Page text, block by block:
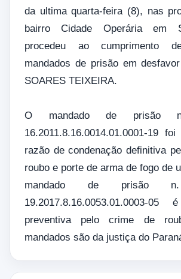
da ultima quarta-feira (8), nas
bairro Cidade Operária em
procedeu ao cumprimento
mandados de prisão em
SOARES TEIXEIRA.
O mandado de prisão
16.2011.8.16.0014.01.0001-19
razão de condenação definitiva
roubo e porte de arma de fogo de
mandado de prisão n.
19.2017.8.16.0053.01.0003-
preventiva pelo crime de
mandados são da justiça do